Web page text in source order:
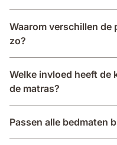
Waarom verschillen de
zo?
Welke invloed heeft de
de matras?
Passen alle bedmaten